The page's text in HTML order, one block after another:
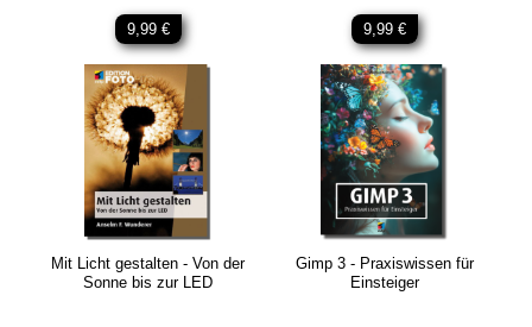
9,99 € 9,99 €
Mit Licht gestalten - Von der
Sonne bis zur LED
Gimp 3 - Praxiswissen für
Einsteiger